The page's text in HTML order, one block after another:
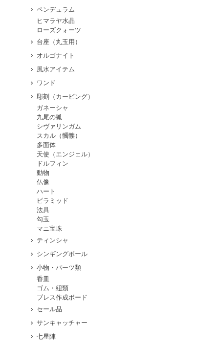
ペンデュラム
ヒマラヤ水晶
ローズクォーツ
台座（丸玉用）
オルゴナイト
風水アイテム
ワンド
彫刻（カービング）
ガネーシャ
九尾の狐
シヴァリンガム
スカル（髑髏）
多面体
天使（エンジェル）
ドルフィン
動物
仏像
ハート
ピラミッド
法具
勾玉
マニ宝珠
ティンシャ
シンギングボール
小物・パーツ類
香皿
ゴム・紐類
ブレス作成ボード
セール品
サンキャッチャー
七星陣